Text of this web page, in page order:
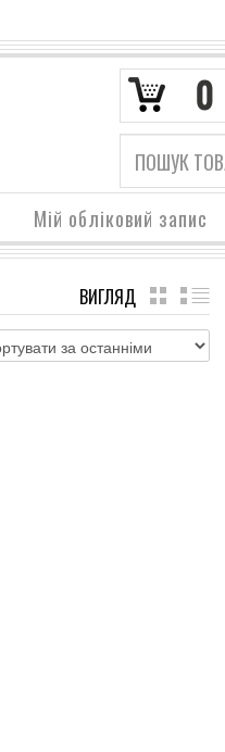
0
Мій обліковий запис
ВИГЛЯД GRID